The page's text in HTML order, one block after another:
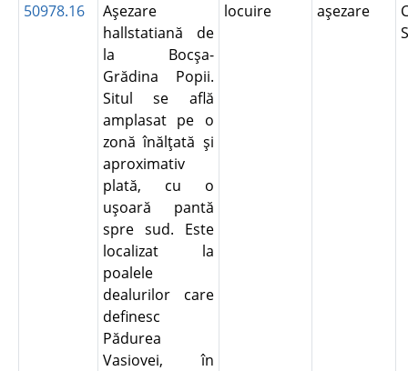
50978.16
Aşezare
hallstatiană de
la Bocşa-
Grădina Popii.
Situl se află
amplasat pe o
zonă înălţată şi
aproximativ
plată, cu o
uşoară pantă
spre sud. Este
localizat la
poalele
dealurilor care
definesc
Pădurea
Vasiovei, în
locuire aşezare